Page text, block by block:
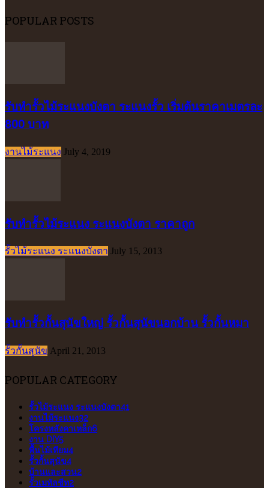
POPULAR POSTS
รับทำรั้วไม้ระแนงบังตา ระแนงรั้ว เริ่มต้นราคาเมตรละ
800 บาท
งานไม้ระแนง July 4, 2019
รับทำรั้วไม้ระแนง ระแนงบังตา ราคาถูก
รั้วไม้ระแนง ระแนงบังตา July 15, 2013
รับทำรั้วกั้นสุนัขใหญ่ รั้วกั้นสุนัขนอกบ้าน รั้วกั้นหมา
รั้วกั้นสุนัข April 21, 2013
POPULAR CATEGORY
รั้วไม้ระแนง ระแนงบังตา41
งานไม้ระแนง32
โครงหลังคาเหล็ก6
งาน DIY5
พื้นไม้เทียม4
รั้วกั้นสุนัข4
บ้านและสวน2
รั้วเมทัลชีท2